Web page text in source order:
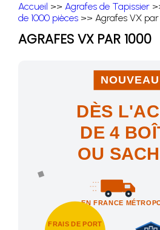
Accueil >> Agrafes de Tapissier
de 1000 pièces >> Agrafes VX par
AGRAFES VX PAR 1000
NOUVEAU !
DÈS
DE 4
OU
EN FRANCE
FRAIS DE PORT